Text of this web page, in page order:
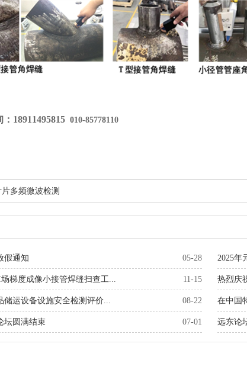
18911495815 010-85778110
多频微波检测
05-28
假通知 2025年
11-15
梯度成像小接管焊缝扫查工... 热烈庆
08-22
储运设备设施安全检测评价... 在中国
07-01
坛圆满结束 远东论